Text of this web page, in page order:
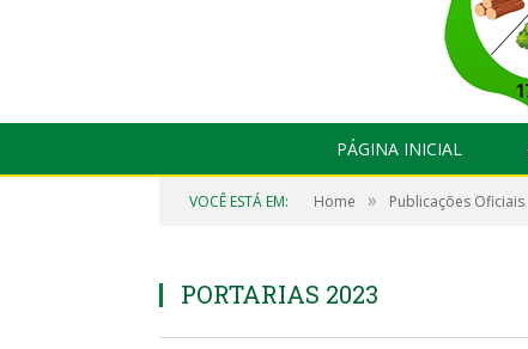
PÁGINA INICIAL
VOCÊ ESTÁ EM: Home » Publicações Oficiais
PORTARIAS 2023